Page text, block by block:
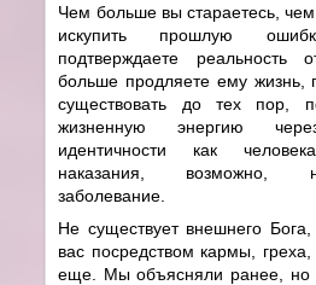
Чем больше вы стараетесь,
искупить прошлую
подтверждаете реальность
больше продляете ему жизнь,
существовать до тех пор,
жизненную энергию
идентичности как
наказания, возможно,
заболевание.
Не существует внешнего Бога,
вас посредством кармы,
еще. Мы объясняли ранее, но